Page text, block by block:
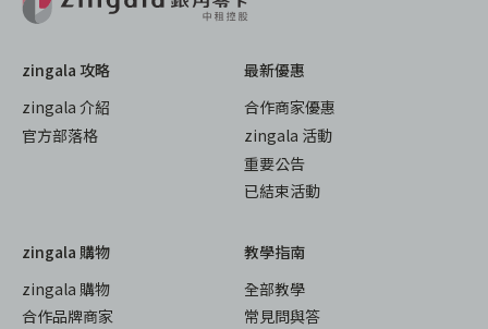
zingala 攻略
zingala 介紹
官方部落格
最新優惠
合作商家優惠
zingala 活動
重要公告
已結束活動
zingala 購物
zingala 購物
合作品牌商家
教學指南
全部教學
常見問與答